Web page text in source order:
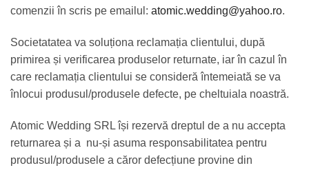
comenzii în scris pe emailul: atomic.wedding@yahoo.ro.
Societatatea va soluționa reclamația clientului, după
primirea și verificarea produselor returnate, iar în cazul în
care reclamația clientului se consideră întemeiată se va
înlocui produsul/produsele defecte, pe cheltuiala noastră.
Atomic Wedding SRL își rezervă dreptul de a nu accepta
returnarea și a nu-și asuma responsabilitatea pentru
produsul/produsele a căror defecțiune provine din